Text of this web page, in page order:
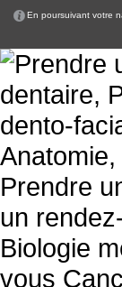
En poursuivant votre